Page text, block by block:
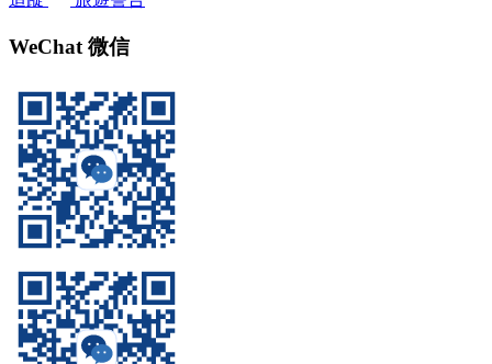
WeChat 微信